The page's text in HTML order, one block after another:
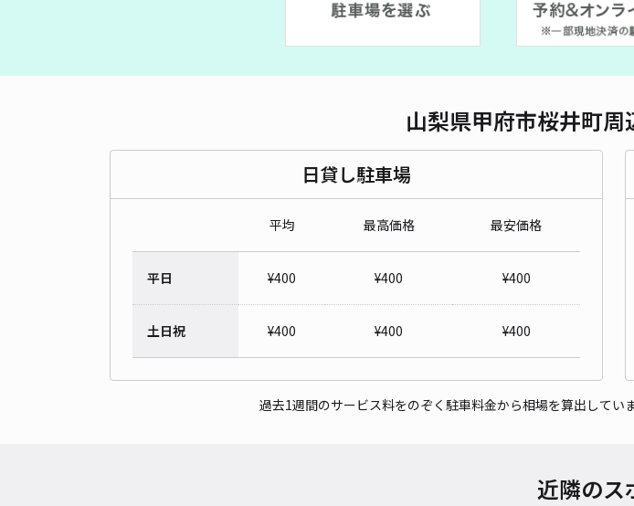
山梨県甲府市桜井町
日貸し駐車場
平均 最高価格 最安価格
平日 ¥400 ¥400 ¥400
土日祝 ¥400 ¥400 ¥400
過去1週間のサービス料をのぞく駐車料金から相場を算出してい
近隣のス